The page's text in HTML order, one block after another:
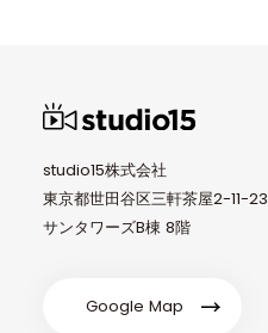
studio15株式会社
東京都世田谷区三軒茶屋2-11-23
サンタワーズB棟 8階
Google Map